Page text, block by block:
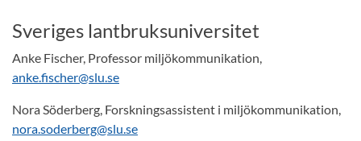
Sveriges lantbruksuniversitet
Anke Fischer, Professor miljökommunikation,
anke.fischer@slu.se
Nora Söderberg, Forskningsassistent i miljökommunikation,
nora.soderberg@slu.se